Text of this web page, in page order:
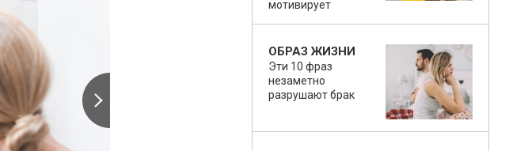
мотивирует
ОБРАЗ ЖИЗНИ
Эти 10 фраз
незаметно
разрушают брак